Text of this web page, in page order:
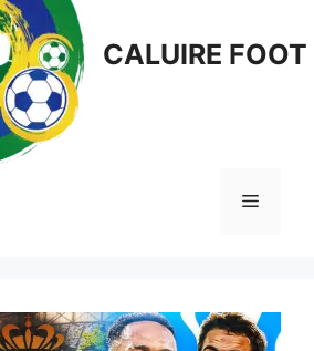
CALUIRE FOOT
Menu